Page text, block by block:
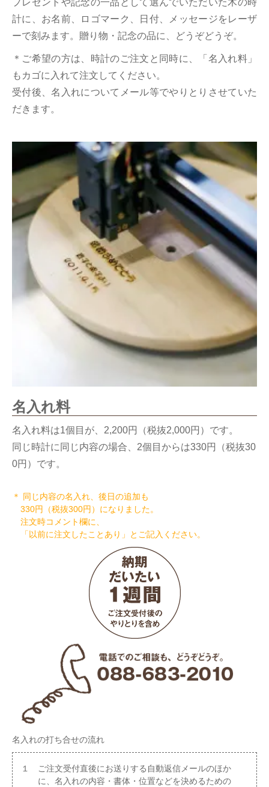
プレゼントや記念の一品として選んでいただいた木の時
計に、お名前、ロゴマーク、日付、メッセージをレーザ
ーで刻みます。贈り物・記念の品に、どうぞどうぞ。
＊ご希望の方は、時計のご注文と同時に、「名入れ料」
もカゴに入れて注文してください。
受付後、名入れについてメール等でやりとりさせていた
だきます。
名入れ料
名入れ料は1個目が、2,200円（税抜2,000円）です。
同じ時計に同じ内容の場合、2個目からは330円（税抜30
0円）です。
＊ 同じ内容の名入れ、後日の追加も
330円（税抜300円）になりました。
注文時コメント欄に、
「以前に注文したことあり」とご記入ください。
名入れの打ち合せの流れ
１ ご注文受付直後にお送りする自動返信メールのほか
に、名入れの内容・書体・位置などを決めるための